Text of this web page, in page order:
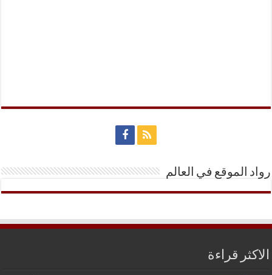
رواد الموقع في العالم
الاكثر قراءة